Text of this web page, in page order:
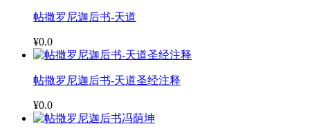
帖撒罗尼迦后书-天道
¥0.0
帖撒罗尼迦后书-天道圣经注释
¥0.0